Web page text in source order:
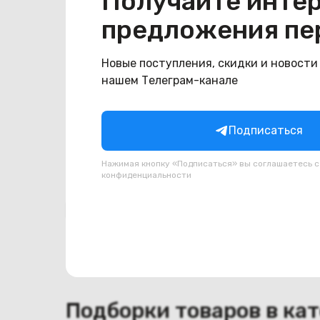
предложения
Новые поступления, скидки и
нашем Телеграм-канале
Подписаться
Нажимая кнопку «Подписаться» вы соглашаетесь
конфиденциальности
Общая информация
Производитель
Lenovo
Состояние
Состояние удовлетворительное
Подборки товаров в